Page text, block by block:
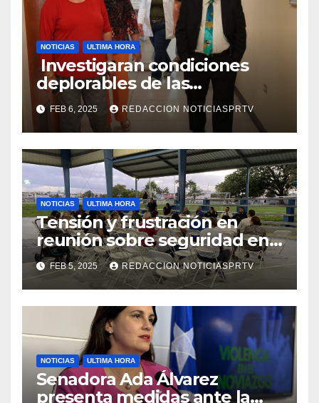
NOTICIAS ULTIMA HORA
Investigaran condiciones
deplorables de las
facilidades el Departamento
de la Salud en Mayagüez
FEB 6, 2025 REDACCION NOTICIASPRTV
NOTICIAS ULTIMA HORA
Tensión y frustración en
reunión sobre seguridad en
Reparto Metropolitano
FEB 5, 2025 REDACCION NOTICIASPRTV
NOTICIAS ULTIMA HORA
Senadora Ada Álvarez
presenta medidas ante la